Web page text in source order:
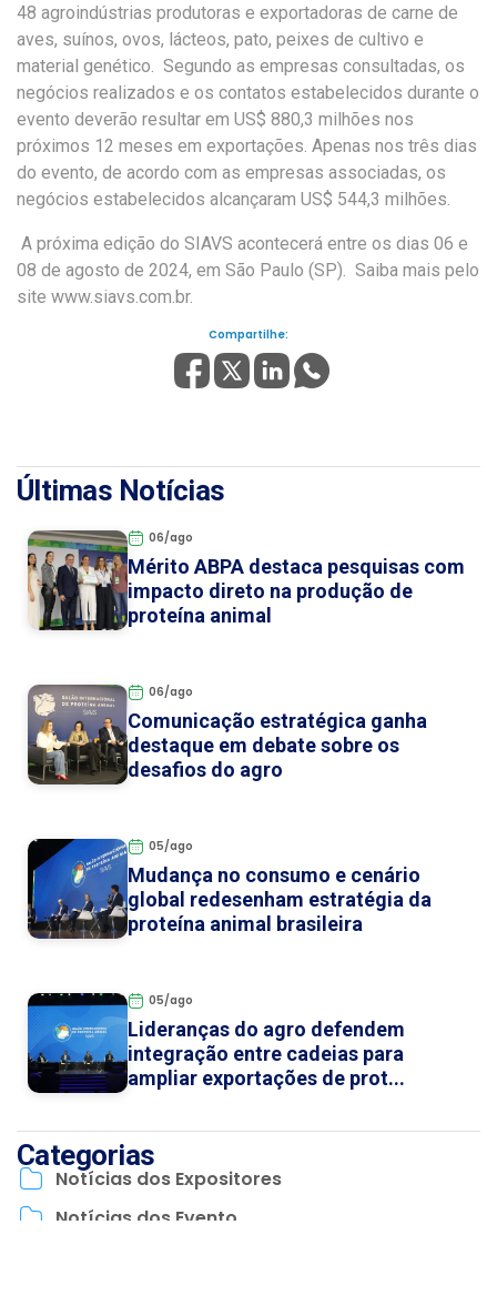
48 agroindústrias produtoras e exportadoras de carne de
aves, suínos, ovos, lácteos, pato, peixes de cultivo e
material genético. Segundo as empresas consultadas, os
negócios realizados e os contatos estabelecidos durante o
evento deverão resultar em US$ 880,3 milhões nos
próximos 12 meses em exportações. Apenas nos três dias
do evento, de acordo com as empresas associadas, os
negócios estabelecidos alcançaram US$ 544,3 milhões.
A próxima edição do SIAVS acontecerá entre os dias 06 e
08 de agosto de 2024, em São Paulo (SP). Saiba mais pelo
site www.siavs.com.br.
Compartilhe:
Últimas Notícias
06/ago
Mérito ABPA destaca pesquisas com
impacto direto na produção de
proteína animal
06/ago
Comunicação estratégica ganha
destaque em debate sobre os
desafios do agro
05/ago
Mudança no consumo e cenário
global redesenham estratégia da
proteína animal brasileira
05/ago
Lideranças do agro defendem
integração entre cadeias para
ampliar exportações de prot...
Categorias
Notícias dos Expositores
Notícias dos Evento